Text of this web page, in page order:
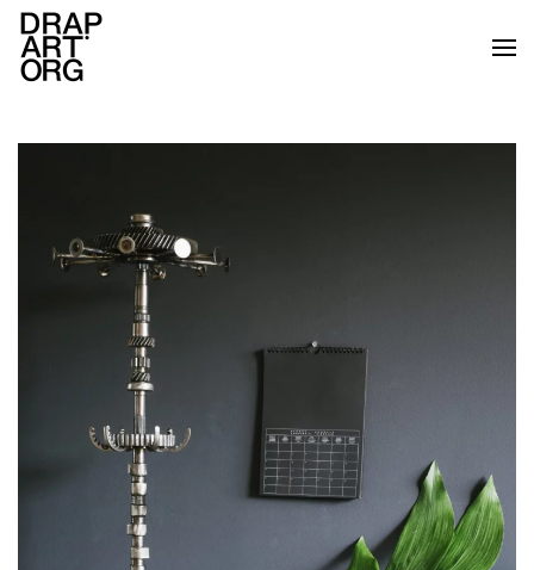
Ir al contenido principal